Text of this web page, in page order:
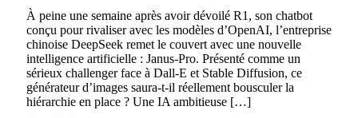
À peine une semaine après avoir dévoilé R1, son chatbot
conçu pour rivaliser avec les modèles d’OpenAI, l’entreprise
chinoise DeepSeek remet le couvert avec une nouvelle
intelligence artificielle : Janus-Pro. Présenté comme un
sérieux challenger face à Dall-E et Stable Diffusion, ce
générateur d’images saura-t-il réellement bousculer la
hiérarchie en place ? Une IA ambitieuse […]